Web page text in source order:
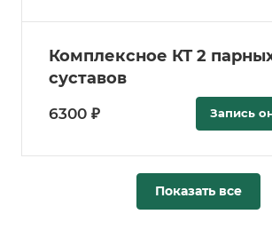
Комплексное КТ 2
суставов
6300 ₽ Запись
Показать все